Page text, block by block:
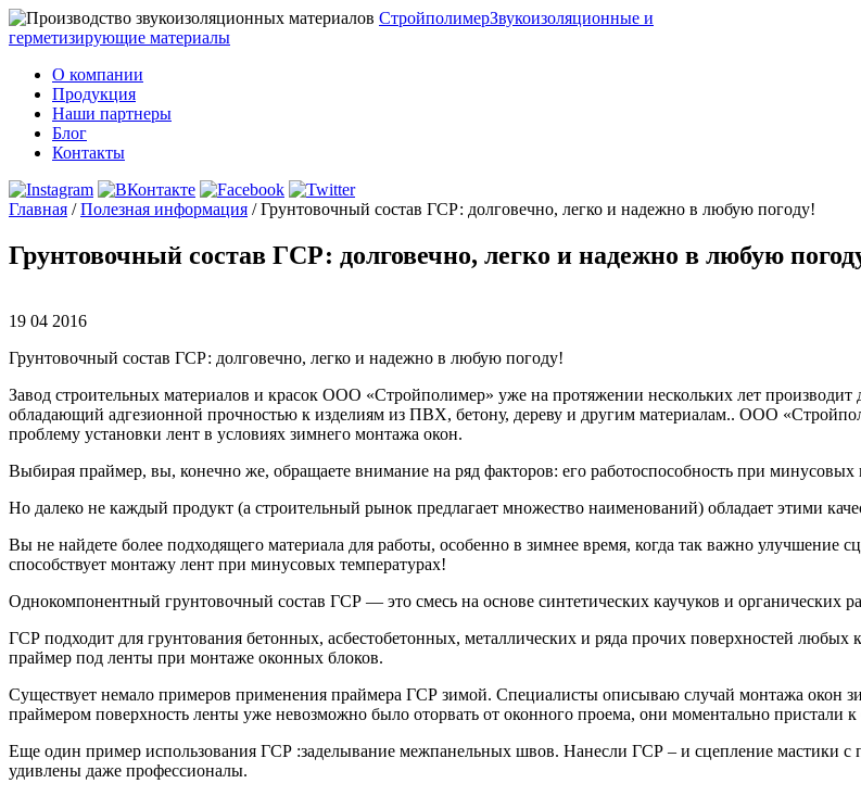
СтройполимерЗвукоизоляционные и
герметизирующие материалы
О компании
Продукция
Наши партнеры
Блог
Контакты
Главная /Полезная информация /Грунтовочный состав ГСР: долговечно, легко и надежно в любую погоду!
Грунтовочный состав ГСР: долговечно, легко и надежно в любую
19 04 2016
Грунтовочный состав ГСР: долговечно, легко и надежно в любую погоду!
Завод строительных материалов и красок ООО «Стройполимер» уже на протяжении нескольких лет
обладающий адгезионной прочностью к изделиям из ПВХ, бетону, дереву и другим материалам.. ООО
проблему установки лент в условиях зимнего монтажа окон.
Выбирая праймер, вы, конечно же, обращаете внимание на ряд факторов: его работоспособность при
Но далеко не каждый продукт (а строительный рынок предлагает множество наименований) обладает этими
Вы не найдете более подходящего материала для работы, особенно в зимнее время, когда так важно
способствует монтажу лент при минусовых температурах!
Однокомпонентный грунтовочный состав ГСР — это смесь на основе синтетических каучуков и органических
ГСР подходит для грунтования бетонных, асбестобетонных, металлических и ряда прочих поверхностей любых
праймер под ленты при монтаже оконных блоков.
Существует немало примеров применения праймера ГСР зимой. Специалисты описываю случай монтажа окон
праймером поверхность ленты уже невозможно было оторвать от оконного проема, они моментально пристали
Еще один пример использования ГСР :заделывание межпанельных швов. Нанесли ГСР – и сцепление мастики
удивлены даже профессионалы.